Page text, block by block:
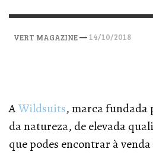
VERT MAGAZINE— 14/10/2018
AWildsuits, marca fundada
da natureza, de elevada
que podes encontrar à